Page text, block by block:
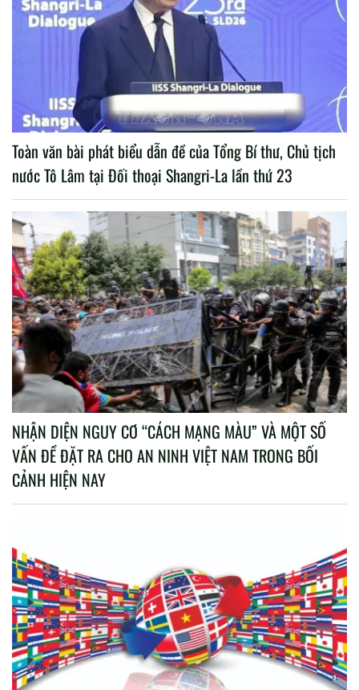
Toàn văn bài phát biểu dẫn đề của Tổng Bí thư, Chủ tịch
nước Tô Lâm tại Đối thoại Shangri-La lần thứ 23
NHẬN DIỆN NGUY CƠ “CÁCH MẠNG MÀU” VÀ MỘT SỐ
VẤN ĐỀ ĐẶT RA CHO AN NINH VIỆT NAM TRONG BỐI
CẢNH HIỆN NAY